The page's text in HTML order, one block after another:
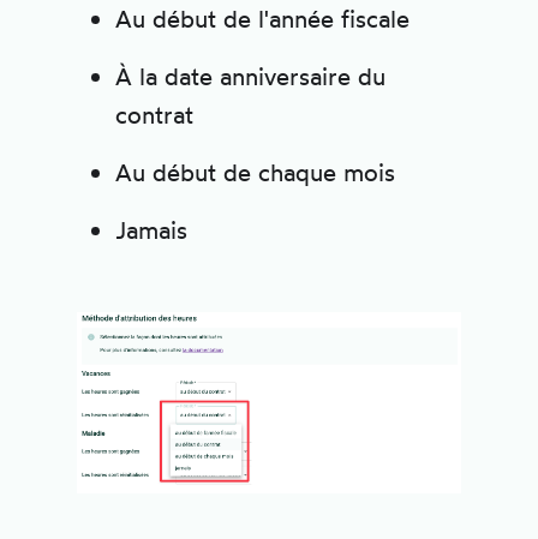
Au début de l'année fiscale
À la date anniversaire du
contrat
Au début de chaque mois
Jamais